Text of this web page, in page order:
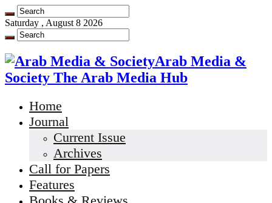
Saturday , August 8 2026
Arab Media &
Society The Arab Media Hub
Home
Journal
Current Issue
Archives
Call for Papers
Features